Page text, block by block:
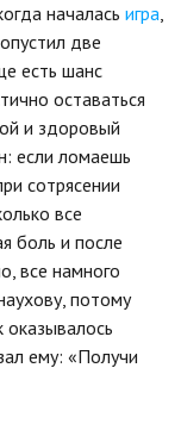
началась игра,
две
есть шанс
оставаться
и здоровый
если ломаешь
сотрясении
все
боль и после
все намного
потому
оказывалось
ему: «Получи